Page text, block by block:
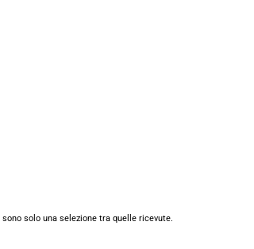
solo una selezione tra quelle ricevute.